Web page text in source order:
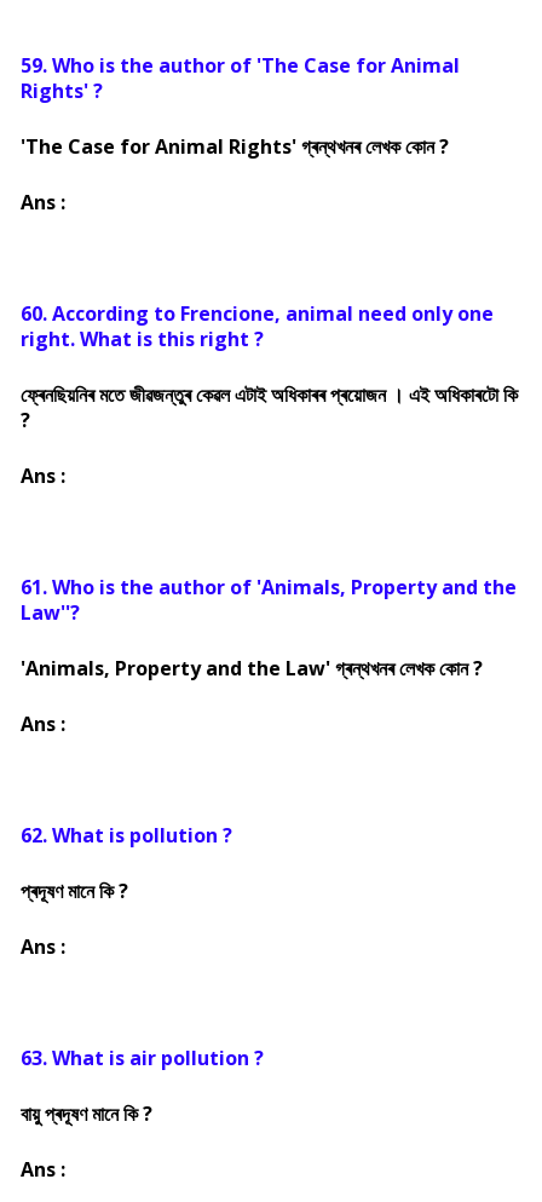
59. Who is the author of 'The Case for Animal
Rights' ?
'The Case for Animal Rights' গ্ৰন্থখনৰ লেখক কোন ?
Ans :
60. According to Frencione, animal need only one
right. What is this right ?
ফ্ৰেনছিয়নিৰ মতে জীৱজন্তুৰ কেৱল এটাই অধিকাৰৰ প্ৰয়োজন । এই অধিকাৰটো কি
?
Ans :
61. Who is the author of 'Animals, Property and the
Law''?
'Animals, Property and the Law' গ্ৰন্থখনৰ লেখক কোন ?
Ans :
62. What is pollution ?
প্ৰদূষণ মানে কি ?
Ans :
63. What is air pollution ?
বায়ু প্ৰদূষণ মানে কি ?
Ans :